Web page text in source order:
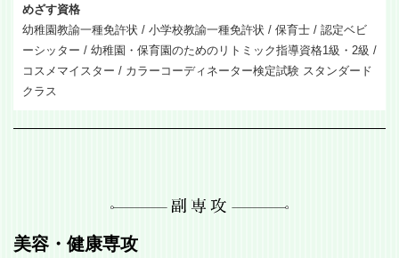
めざす資格
幼稚園教諭一種免許状 / 小学校教諭一種免許状 / 保育士 / 認定ベビ
ーシッター / 幼稚園・保育園のためのリトミック指導資格1級・2級 /
コスメマイスター / カラーコーディネーター検定試験 スタンダード
クラス
美容・健康専攻